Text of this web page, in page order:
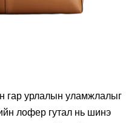
гар урлалын уламжлалыг
лофер гутал нь шинэ